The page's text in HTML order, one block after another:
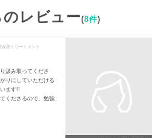
のレビュー(8件)
改善トリートメント
汲み取ってくださ
りにしていただける
ます!!
くださるので、勉強